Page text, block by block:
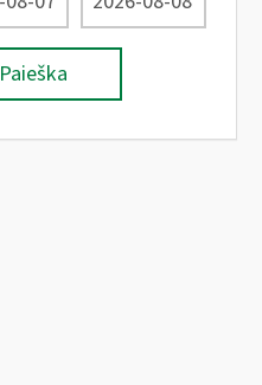
Paieška